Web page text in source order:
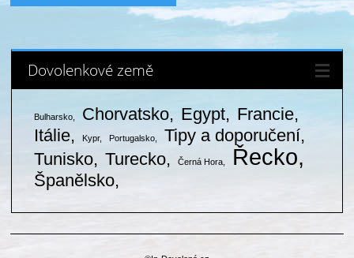
Dovolenkové země
Bulharsko Chorvatsko Egypt
Francie
Itálie
Kypr Portugalsko
Tipy a doporučení
Tunisko
Turecko Černá Hora Řecko
Španělsko